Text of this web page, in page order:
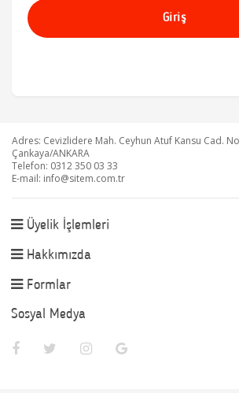
Giriş
Adres: Cevizlidere Mah. Ceyhun Atuf Kansu Cad.
Çankaya/ANKARA
Telefon: 0312 350 03 33
E-mail: info@sitem.com.tr
Üyelik İşlemleri
Hakkımızda
Formlar
Sosyal Medya